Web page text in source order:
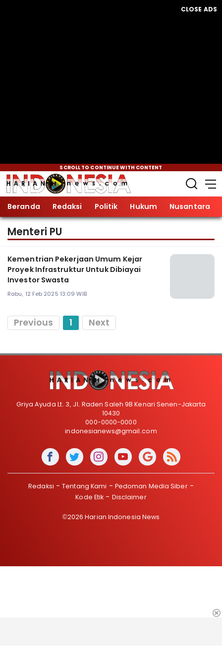
CLOSE ADS
SCROLL TO CONTINUE WITH CONTENT
Beranda Redaksi Politik Hukum Nusantara
Menteri PU
Kementrian Pekerjaan Umum Kejar
Proyek Infrastruktur Untuk Dibiayai
Investor Swasta
Rabu, 12 Feb 2025 13:09 WIB
Previous 1 Next
Griya Ayuda Lt. 3, Jl. Raden Saleh 9B Kenari Senen-Jakarta
10430
000-0000-0000
indonesianews@gmail.com
Redaksi Tentang Kami
Pedoman Media Siber
Kode Etik
Disclaimer
©2026 Harian Indonesia News